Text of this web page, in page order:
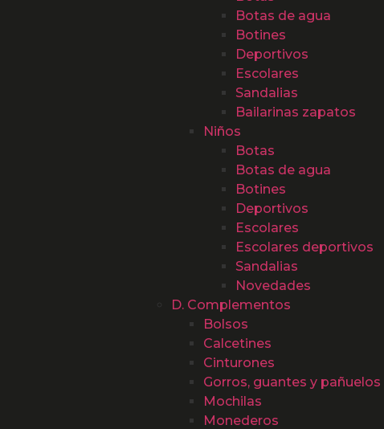
Botas de agua
Botines
Deportivos
Escolares
Sandalias
Bailarinas zapatos
Niños
Botas
Botas de agua
Botines
Deportivos
Escolares
Escolares deportivos
Sandalias
Novedades
D. Complementos
Bolsos
Calcetines
Cinturones
Gorros, guantes y pañuelos
Mochilas
Monederos